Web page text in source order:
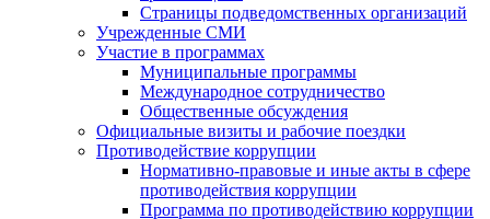
Страницы подведомственных организаций
Учрежденные СМИ
Участие в программах
Муниципальные программы
Международное сотрудничество
Общественные обсуждения
Официальные визиты и рабочие поездки
Противодействие коррупции
Нормативно-правовые и иные акты в сфере
противодействия коррупции
Программа по противодействию коррупции